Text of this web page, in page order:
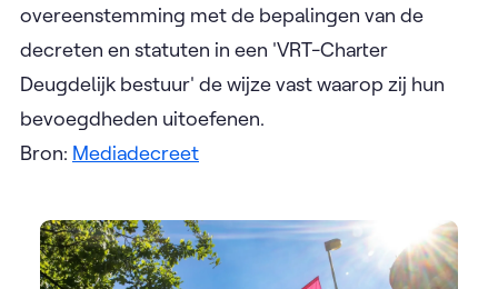
overeenstemming met de bepalingen van de
decreten en statuten in een 'VRT-Charter
Deugdelijk bestuur' de wijze vast waarop zij hun
bevoegdheden uitoefenen.
Bron: Mediadecreet